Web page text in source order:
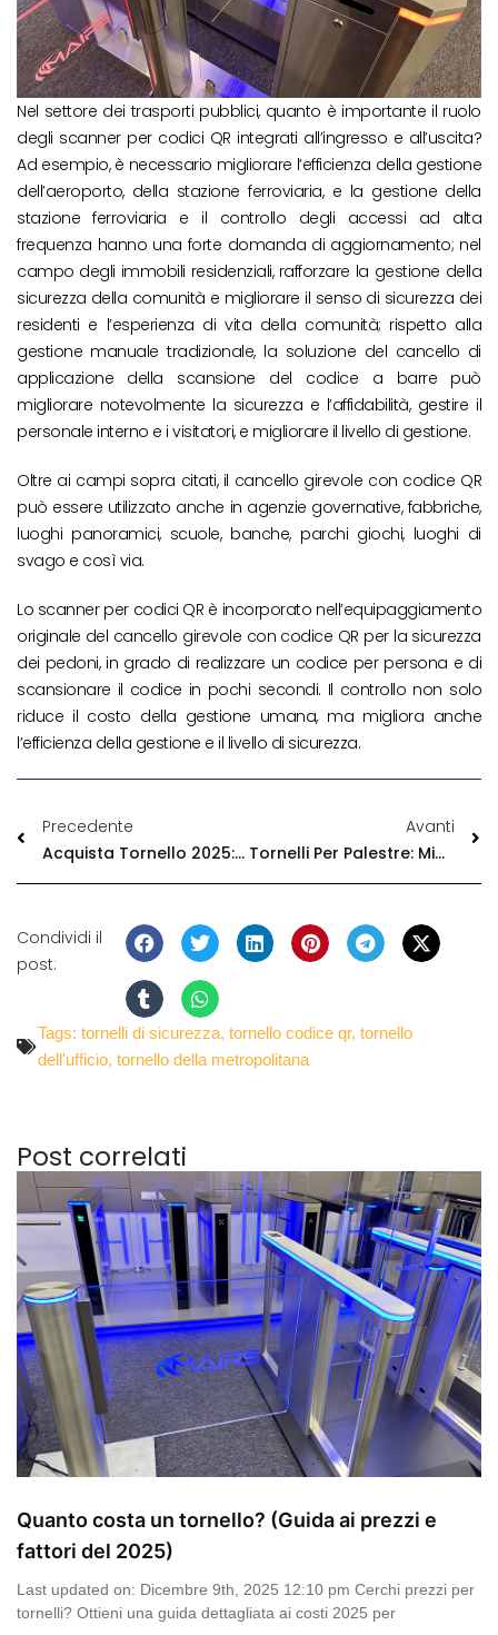
Nel settore dei trasporti pubblici, quanto è importante il ruolo
degli scanner per codici QR integrati all’ingresso e all’uscita?
Ad esempio, è necessario migliorare l’efficienza della gestione
dell’aeroporto, della stazione ferroviaria, e la gestione della
stazione ferroviaria e il controllo degli accessi ad alta
frequenza hanno una forte domanda di aggiornamento; nel
campo degli immobili residenziali, rafforzare la gestione della
sicurezza della comunità e migliorare il senso di sicurezza dei
residenti e l’esperienza di vita della comunità; rispetto alla
gestione manuale tradizionale, la soluzione del cancello di
applicazione della scansione del codice a barre può
migliorare notevolmente la sicurezza e l’affidabilità, gestire il
personale interno e i visitatori, e migliorare il livello di gestione.
Oltre ai campi sopra citati, il cancello girevole con codice QR
può essere utilizzato anche in agenzie governative, fabbriche,
luoghi panoramici, scuole, banche, parchi giochi, luoghi di
svago e così via.
Lo scanner per codici QR è incorporato nell’equipaggiamento
originale del cancello girevole con codice QR per la sicurezza
dei pedoni, in grado di realizzare un codice per persona e di
scansionare il codice in pochi secondi. Il controllo non solo
riduce il costo della gestione umana, ma migliora anche
l’efficienza della gestione e il livello di sicurezza.
Precedente
Acquista Tornello 2025: Processo Completo Dal Budget All’installazione
Avanti
Tornelli Per Palestre: Migliora E Potenzia La Sicurezza Della Tua Palestra Nel 2025
Condividi il
post:
Tags: tornelli di sicurezza, tornello codice qr, tornello
dell'ufficio, tornello della metropolitana
Post correlati
Quanto costa un tornello? (Guida ai prezzi e
fattori del 2025)
Last updated on: Dicembre 9th, 2025 12:10 pm Cerchi prezzi per
tornelli? Ottieni una guida dettagliata ai costi 2025 per